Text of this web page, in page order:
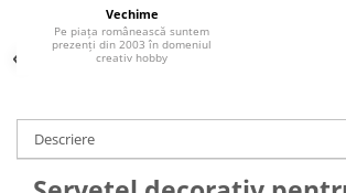
Hartie craft
Carton/Hartie efecte speciale
Carton/Hartie unicolor
Hartie creponata
Hartie dantelata
Vechime
Pe piața românească suntem
prezenți din 2003 în domeniul
creativ hobby
Descriere